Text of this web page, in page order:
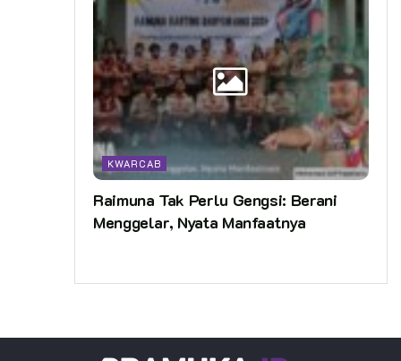
KWARCAB
Raimuna Tak Perlu Gengsi: Berani
Menggelar, Nyata Manfaatnya